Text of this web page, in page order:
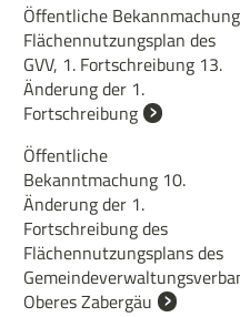
Öffentliche Bekannmachung
Flächennutzungsplan des
GVV, 1. Fortschreibung 13.
Änderung der 1.
Fortschreibung
Öffentliche
Bekanntmachung 10.
Änderung der 1.
Fortschreibung des
Flächennutzungsplans des
Gemeindeverwaltungsverbands
Oberes Zabergäu